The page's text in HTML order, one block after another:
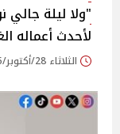
"ولا ليلة
لأحدث أعماله
الثلاثاء 28/أكتوبر/2025 - 04:41 م